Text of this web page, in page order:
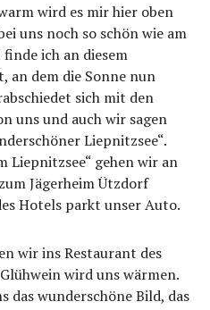
wird es mir hier oben
uns noch so schön wie am
ich an diesem
dem die Sonne nun
sich mit den
uns und auch wir sagen
Liepnitzsee“.
Liepnitzsee“ gehen wir an
Jägerheim Ützdorf
Hotels parkt unser Auto.
wir ins Restaurant des
wird uns wärmen.
das wunderschöne Bild, das